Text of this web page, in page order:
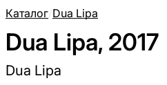
Каталог/Dua Lipa
Dua Lipa, 2017
Dua Lipa